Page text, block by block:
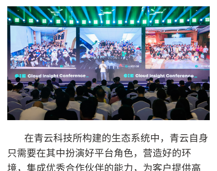
在青云科技所构建的生态系统中，青云自身
只需要在其中扮演好平台角色，营造好的环
境，集成优秀合作伙伴的能力，为客户提供高